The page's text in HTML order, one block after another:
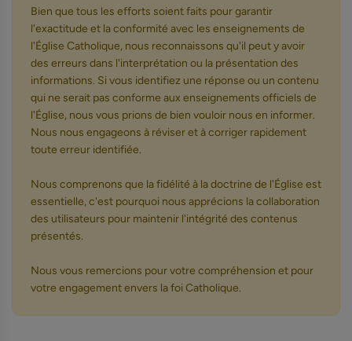
Bien que tous les efforts soient faits pour garantir
l'exactitude et la conformité avec les enseignements de
l'Église Catholique, nous reconnaissons qu'il peut y avoir
des erreurs dans l'interprétation ou la présentation des
informations. Si vous identifiez une réponse ou un contenu
qui ne serait pas conforme aux enseignements officiels de
l'Église, nous vous prions de bien vouloir nous en informer.
Nous nous engageons à réviser et à corriger rapidement
toute erreur identifiée.
Nous comprenons que la fidélité à la doctrine de l'Église est
essentielle, c'est pourquoi nous apprécions la collaboration
des utilisateurs pour maintenir l'intégrité des contenus
présentés.
Nous vous remercions pour votre compréhension et pour
votre engagement envers la foi Catholique.